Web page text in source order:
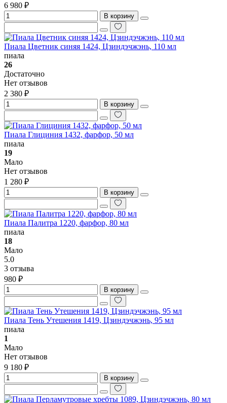
6 980 ₽
В корзину
Пиала Цветник синяя 1424, Цзиндэчжэнь, 110 мл
пиала
26
Достаточно
Нет отзывов
2 380 ₽
В корзину
Пиала Глициния 1432, фарфор, 50 мл
пиала
19
Мало
Нет отзывов
1 280 ₽
В корзину
Пиала Палитра 1220, фарфор, 80 мл
пиала
18
Мало
5.0
3 отзыва
980 ₽
В корзину
Пиала Тень Утешения 1419, Цзиндэчжэнь, 95 мл
пиала
1
Мало
Нет отзывов
9 180 ₽
В корзину